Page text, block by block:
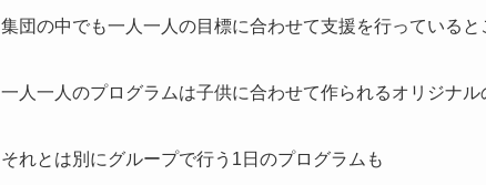
集団の中でも一人一人の目標に合わせて支援を行っていると
一人一人のプログラムは子供に合わせて作られるオリジナル
それとは別にグループで行う1日のプログラムも